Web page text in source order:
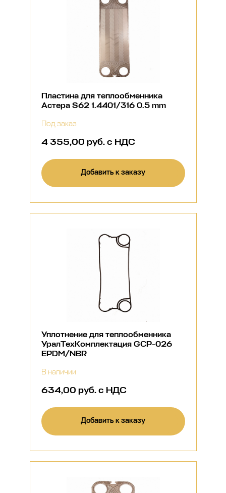
Пластина для теплообменника
Астера S62 1.4401/316 0.5 mm
Под заказ
4 355,00 руб. с НДС
Добавить к заказу
Уплотнение для теплообменника
УралТехКомплектация GCP-026
EPDM/NBR
В наличии
634,00 руб. с НДС
Добавить к заказу